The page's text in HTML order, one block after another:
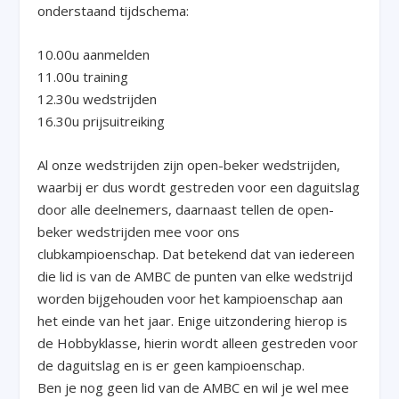
onderstaand tijdschema:
10.00u aanmelden
11.00u training
12.30u wedstrijden
16.30u prijsuitreiking
Al onze wedstrijden zijn open-beker wedstrijden,
waarbij er dus wordt gestreden voor een daguitslag
door alle deelnemers, daarnaast tellen de open-
beker wedstrijden mee voor ons
clubkampioenschap. Dat betekend dat van iedereen
die lid is van de AMBC de punten van elke wedstrijd
worden bijgehouden voor het kampioenschap aan
het einde van het jaar. Enige uitzondering hierop is
de Hobbyklasse, hierin wordt alleen gestreden voor
de daguitslag en is er geen kampioenschap.
Ben je nog geen lid van de AMBC en wil je wel mee